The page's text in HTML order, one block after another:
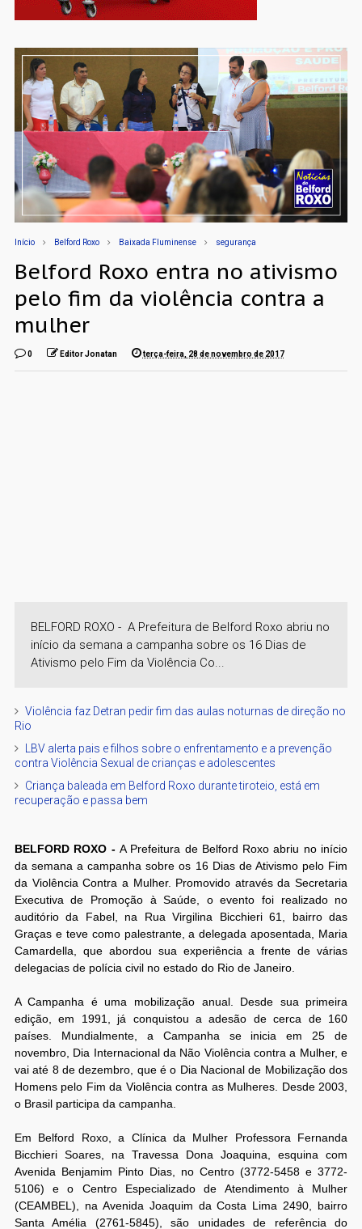
Início Belford Roxo Baixada Fluminense segurança
Belford Roxo entra no ativismo
pelo fim da violência contra a
mulher
0 Editor Jonatan terça-feira, 28 de novembro de 2017
BELFORD ROXO - A Prefeitura de Belford Roxo abriu no
início da semana a campanha sobre os 16 Dias de
Ativismo pelo Fim da Violência Co...
Violência faz Detran pedir fim das aulas noturnas de direção no
Rio
LBV alerta pais e filhos sobre o enfrentamento e a prevenção
contra Violência Sexual de crianças e adolescentes
Criança baleada em Belford Roxo durante tiroteio, está em
recuperação e passa bem
BELFORD ROXO - A Prefeitura de Belford Roxo abriu no início
da semana a campanha sobre os 16 Dias de Ativismo pelo Fim
da Violência Contra a Mulher. Promovido através da Secretaria
Executiva de Promoção à Saúde, o evento foi realizado no
auditório da Fabel, na Rua Virgilina Bicchieri 61, bairro das
Graças e teve como palestrante, a delegada aposentada, Maria
Camardella, que abordou sua experiência a frente de várias
delegacias de polícia civil no estado do Rio de Janeiro.
A Campanha é uma mobilização anual. Desde sua primeira
edição, em 1991, já conquistou a adesão de cerca de 160
países. Mundialmente, a Campanha se inicia em 25 de
novembro, Dia Internacional da Não Violência contra a Mulher, e
vai até 8 de dezembro, que é o Dia Nacional de Mobilização dos
Homens pelo Fim da Violência contra as Mulheres. Desde 2003,
o Brasil participa da campanha.
Em Belford Roxo, a Clínica da Mulher Professora Fernanda
Bicchieri Soares, na Travessa Dona Joaquina, esquina com
Avenida Benjamim Pinto Dias, no Centro (3772-5458 e 3772-
5106) e o Centro Especializado de Atendimento à Mulher
(CEAMBEL), na Avenida Joaquim da Costa Lima 2490, bairro
Santa Amélia (2761-5845), são unidades de referência do